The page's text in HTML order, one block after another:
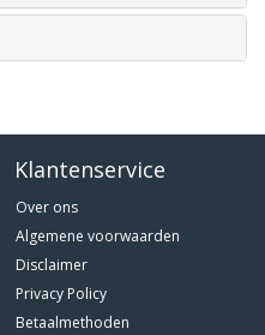
Klantenservice
Over ons
Algemene voorwaarden
Disclaimer
Privacy Policy
Betaalmethoden